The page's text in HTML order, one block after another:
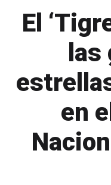
El
en